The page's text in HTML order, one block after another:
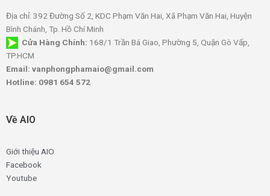
Địa chỉ: 392 Đường Số 2, KDC Phạm Văn Hai, Xã Phạm Văn Hai, Huyện
Bình Chánh, Tp. Hồ Chí Minh
Cửa Hàng Chính: 168/1 Trần Bá Giao, Phường 5, Quận Gò Vấp,
TP.HCM
Email: vanphongphamaio@gmail.com
Hotline: 0981 654 572
Về AIO
Giới thiệu AIO
Facebook
Youtube